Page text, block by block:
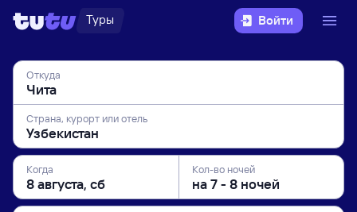
Туры Войти
Откуда
Страна, курорт или отель
Когда Кол-во ночей